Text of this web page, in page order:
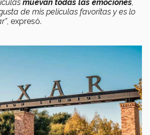
muevan todas las emociones
de mis películas favoritas y es lo
, expresó.